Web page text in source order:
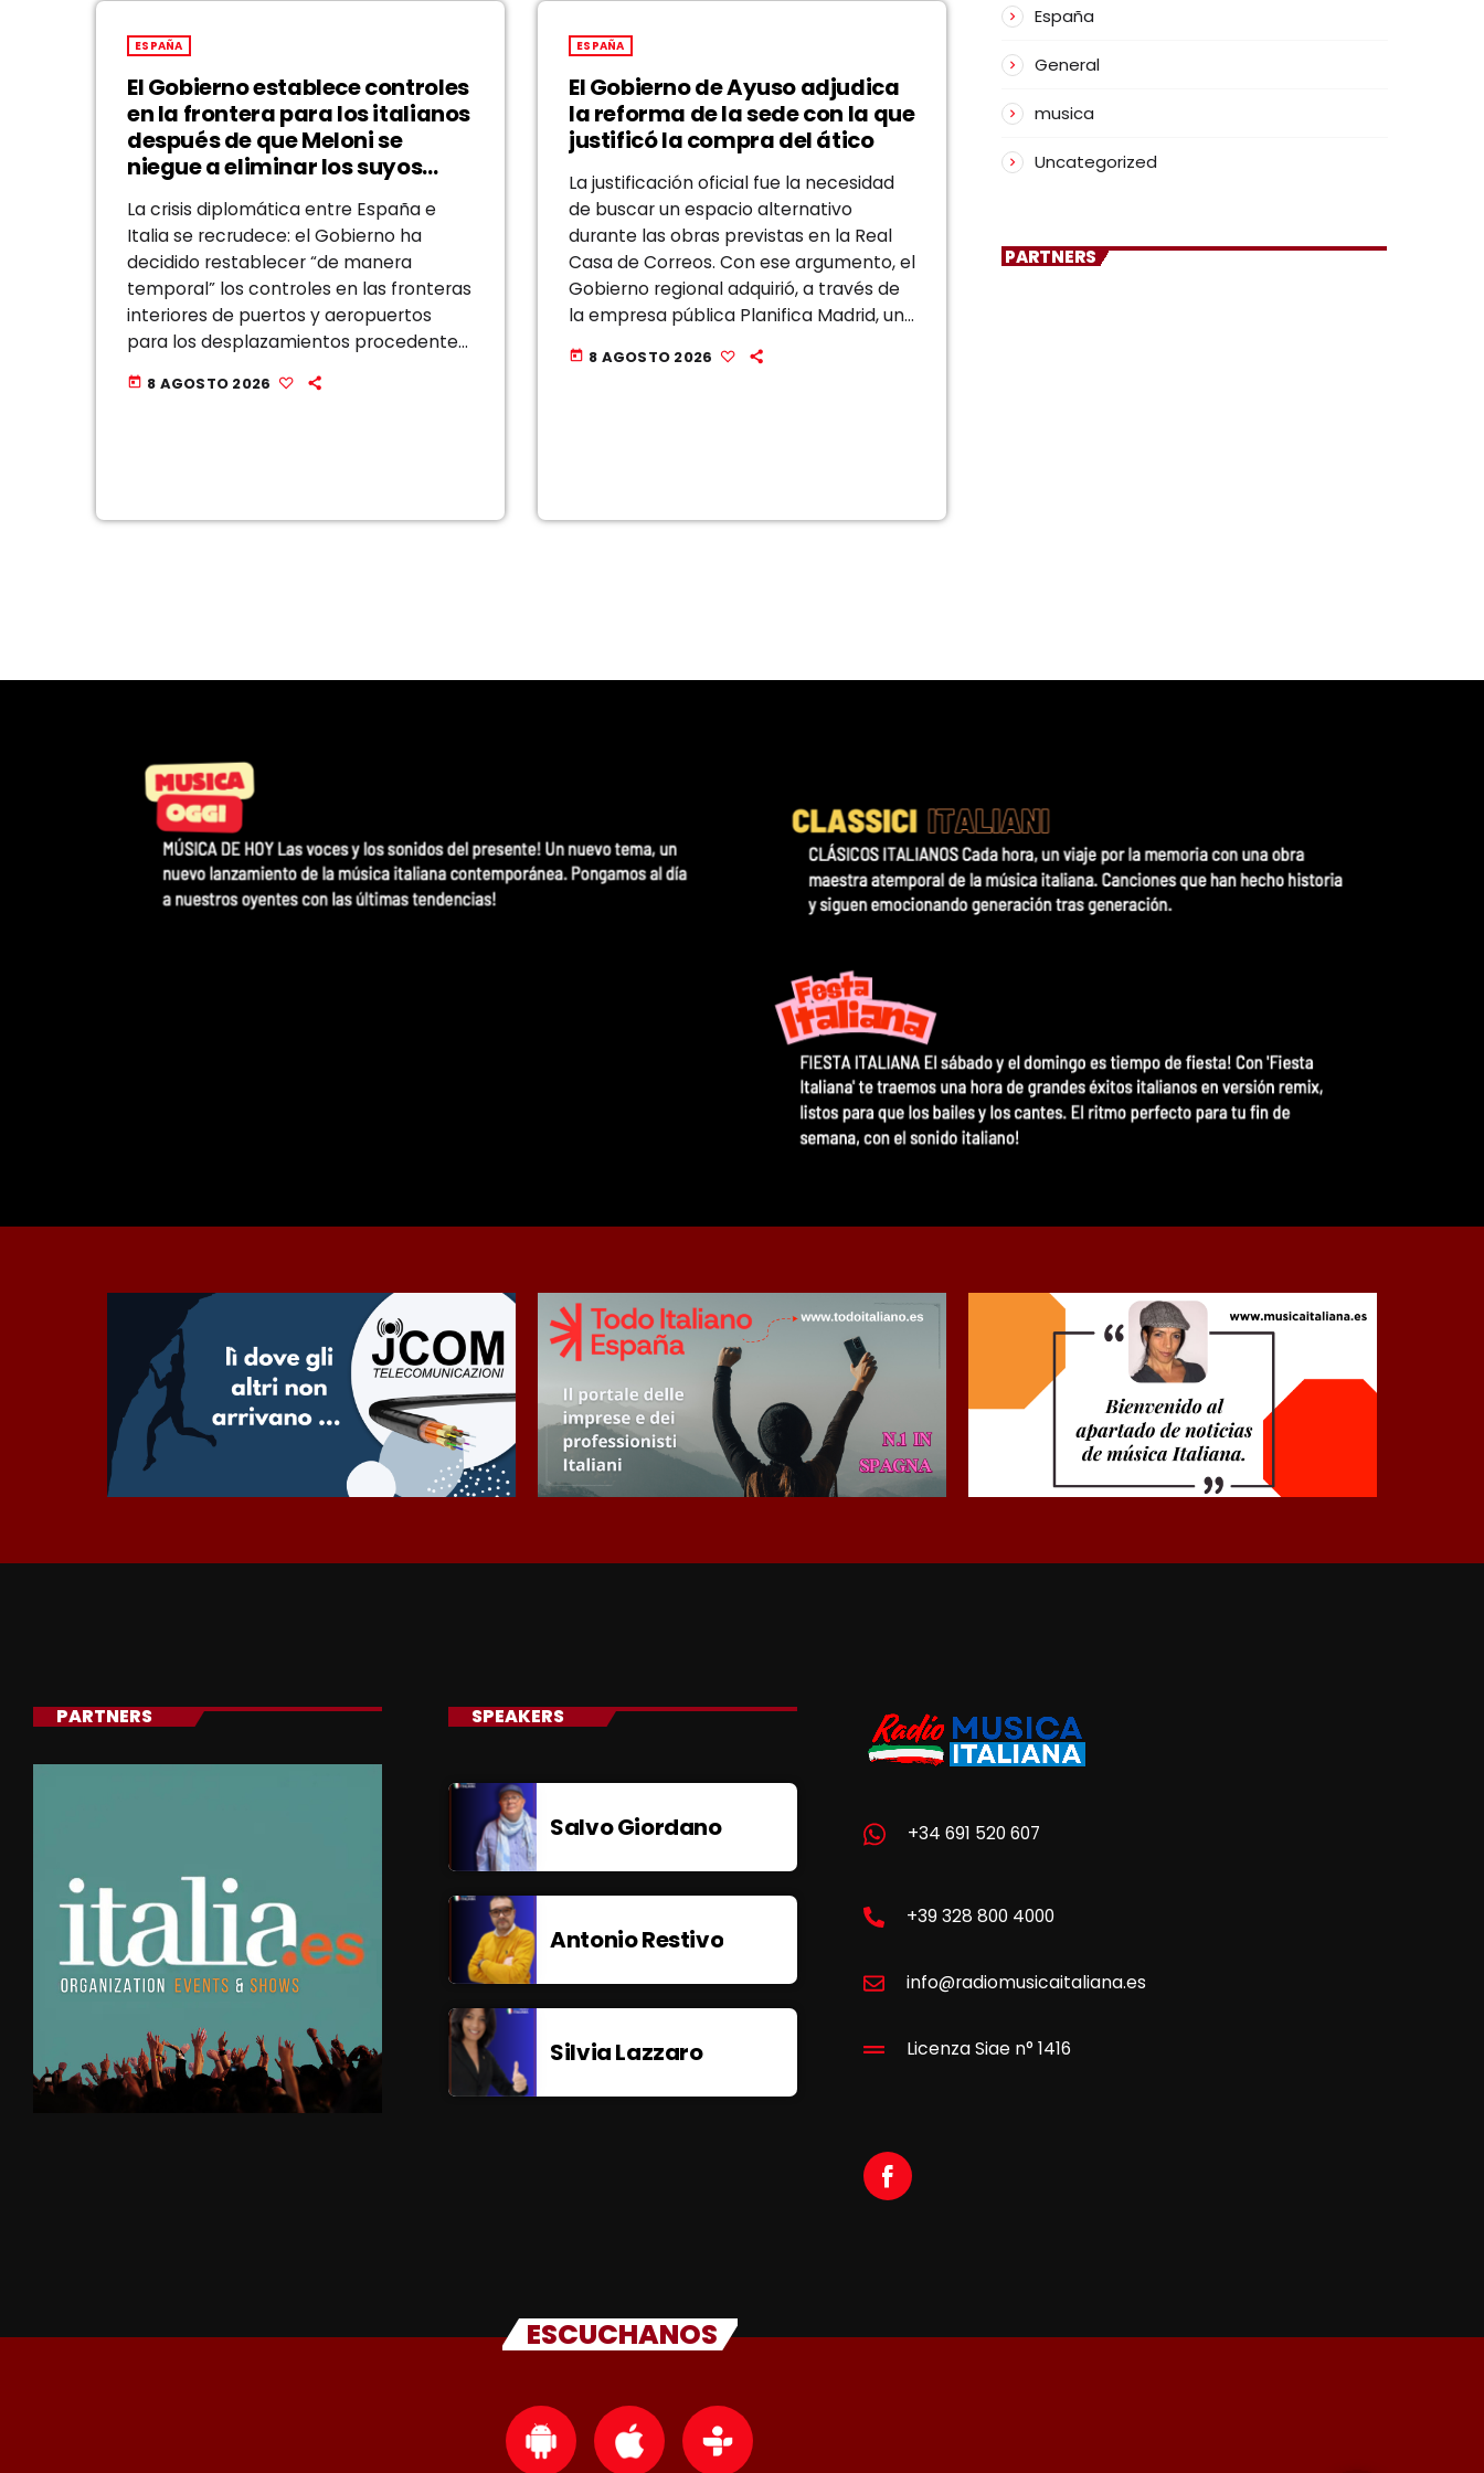
ESPAÑA
El Gobierno establece controles
en la frontera para los italianos
después de que Meloni se
niegue a eliminar los suyos
para los españoles
La crisis diplomática entre España e
Italia se recrudece: el Gobierno ha
decidido restablecer “de manera
temporal” los controles en las fronteras
interiores de puertos y aeropuertos
para los desplazamientos procedentes
similar al que empleó el Gobierno de
today 8 AGOSTO 2026
ESPAÑA
El Gobierno de Ayuso adjudica
la reforma de la sede con la que
justificó la compra del ático
La justificación oficial fue la necesidad
de buscar un espacio alternativo
durante las obras previstas en la Real
Casa de Correos. Con ese argumento, el
Gobierno regional adquirió, a través de
la empresa pública Planifica Madrid, un
euros y de dimensiones poco habituales
today 8 AGOSTO 2026
España
General
musica
Uncategorized
PARTNERS
PARTNERS SPEAKERS
Salvo Giordano
Antonio Restivo
Silvia Lazzaro
+34 691 520 607
+39 328 800 4000
info@radiomusicaitaliana.es
Licenza Siae n° 1416
ESCUCHANOS